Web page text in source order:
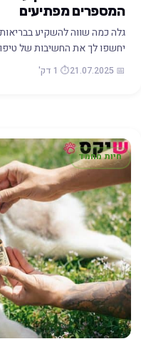
המספרים מפתיעים
גלה כמה שווה להשקיע
יחשפו לך את החשיבות של
📅 21.07.2025 ⏱️ 1 דק'
חיות מחמד